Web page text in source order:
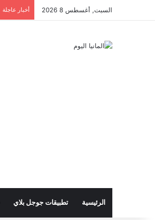
السبت, أغسطس 8 2026 أخبار عاجلة
الرئيسية تطبيقات جوجل بلاي